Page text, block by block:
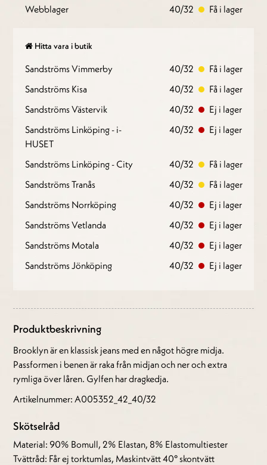
Webblager 40/32 Få i lager
Hitta vara i butik
Sandströms Vimmerby 40/32
Få i lager
Sandströms Kisa
40/32
Få i lager
Sandströms Västervik
40/32
Ej i lager
Sandströms Linköping - i-
HUSET
40/32 Ej i lager
Sandströms Linköping - City 40/32
Få i lager
Sandströms Tranås
40/32
Få i lager
Sandströms Norrköping
40/32
Ej i lager
Sandströms Vetlanda
40/32
Ej i lager
Sandströms Motala
40/32
Ej i lager
Sandströms Jönköping
40/32 Ej i lager
Produktbeskrivning
Brooklyn är en klassisk jeans med en något högre midja.
Passformen i benen är raka från midjan och ner och extra
rymliga över låren. Gylfen har dragkedja.
Artikelnummer: A005352_42_40/32
Skötselråd
Material: 90% Bomull, 2% Elastan, 8% Elastomultiester
Tvättråd: Får ej torktumlas, Maskintvätt 40° skontvätt